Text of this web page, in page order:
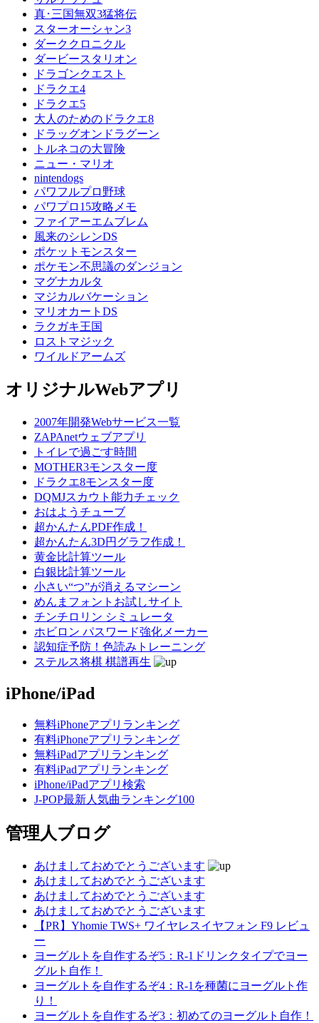
真･三国無双3猛将伝
スターオーシャン3
ダーククロニクル
ダービースタリオン
ドラゴンクエスト
ドラクエ4
ドラクエ5
大人のためのドラクエ8
ドラッグオンドラグーン
トルネコの大冒険
ニュー・マリオ
nintendogs
パワフルプロ野球
パワプロ15攻略メモ
ファイアーエムブレム
風来のシレンDS
ポケットモンスター
ポケモン不思議のダンジョン
マグナカルタ
マジカルバケーション
マリオカートDS
ラクガキ王国
ロストマジック
ワイルドアームズ
オリジナルWebアプリ
2007年開発Webサービス一覧
ZAPAnetウェブアプリ
トイレで過ごす時間
MOTHER3モンスター度
ドラクエ8モンスター度
DQMJスカウト能力チェック
おはようチューブ
超かんたんPDF作成！
超かんたん3D円グラフ作成！
黄金比計算ツール
白銀比計算ツール
小さい“つ”が消えるマシーン
めんまフォントお試しサイト
チンチロリン シミュレータ
ホビロン パスワード強化メーカー
認知症予防！色読みトレーニング
ステルス将棋 棋譜再生
iPhone/iPad
無料iPhoneアプリランキング
有料iPhoneアプリランキング
無料iPadアプリランキング
有料iPadアプリランキング
iPhone/iPadアプリ検索
J-POP最新人気曲ランキング100
管理人ブログ
あけましておめでとうございます
あけましておめでとうございます
あけましておめでとうございます
あけましておめでとうございます
【PR】Yhomie TWS+ ワイヤレスイヤフォン F9 レビュ
ー
ヨーグルトを自作するぞ5：R-1ドリンクタイプでヨー
グルト自作！
ヨーグルトを自作するぞ4：R-1を種菌にヨーグルト作
り！
ヨーグルトを自作するぞ3：初めてのヨーグルト自作！